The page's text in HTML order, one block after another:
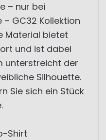
– nur bei
GC32 Kollektion
Material bietet
und ist dabei
unterstreicht der
Silhouette.
Sie sich ein Stück
Shirt